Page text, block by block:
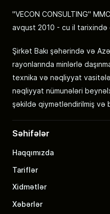
"VECON CONSULTING"
avqust 2010 - cu il
Şirkət Bakı şəhərində və
rayonlarında minlərlə
texnika və nəqliyyat
nəqliyyat nümunələri
şəkildə qiymətləndirilmiş və
Səhifələr
Haqqımızda
Tariflər
Xidmətlər
Xəbərlər